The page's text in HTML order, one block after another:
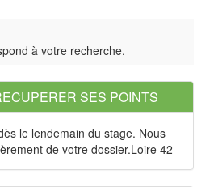
à votre recherche.
SES POINTS
le lendemain du stage. Nous
de votre dossier.Loire 42